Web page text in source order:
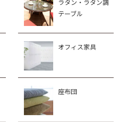
ラタン・ラタン調
テーブル
オフィス家具
座布団